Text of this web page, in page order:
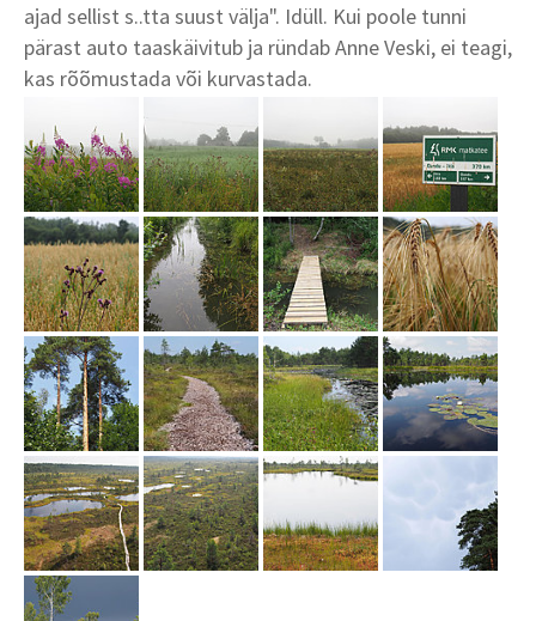
ajad sellist s..tta suust välja". Idüll. Kui poole tunni
pärast auto taaskäivitub ja ründab Anne Veski, ei teagi,
kas rõõmustada või kurvastada.